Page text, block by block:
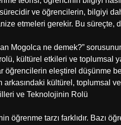
ve öğrencilerin, bilgiyi
etmeleri gerekir. Bu süreçte,
Mogolca ne demek?”
kültürel etkileri ve toplumsal
öğrencilerin eleştirel düşünme
arkasındaki kültürel, toplumsal
ve Teknolojinin Rolü
öğrenme tarzı farklıdır. Bazı